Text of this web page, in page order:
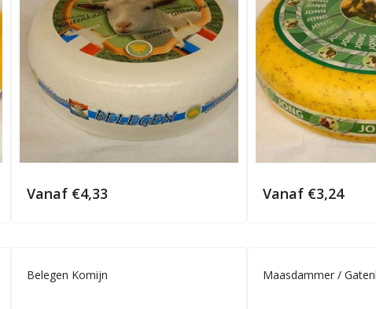
Vanaf €4,33 Vanaf €3,24
Belegen Komijn Maasdammer /